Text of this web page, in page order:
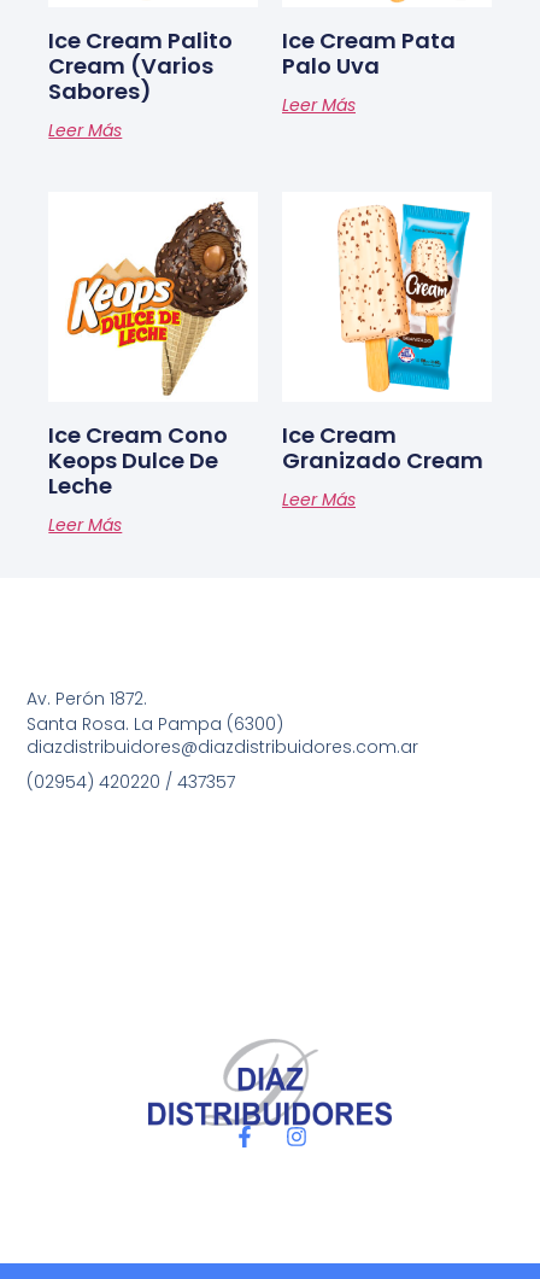
Ice Cream Palito
Cream (varios
Sabores)
Leer Más
Ice Cream Pata
Palo Uva
Leer Más
Ice Cream Cono
Keops Dulce De
Leche
Leer Más
Ice Cream
Granizado Cream
Leer Más
Av. Perón 1872.
Santa Rosa. La Pampa (6300)
diazdistribuidores@diazdistribuidores.com.ar
(02954) 420220 / 437357